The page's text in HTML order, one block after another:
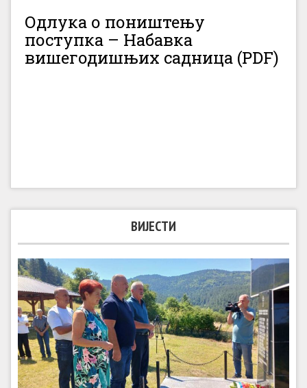
Одлука о поништењу
поступка – Набавка
вишегодишњих садница (PDF)
ВИЈЕСТИ